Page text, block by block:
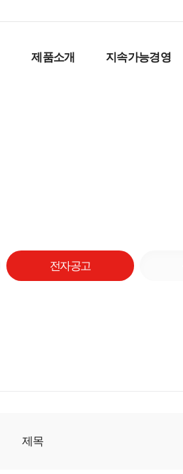
제품소개 지속가능경영
전자공고
제목